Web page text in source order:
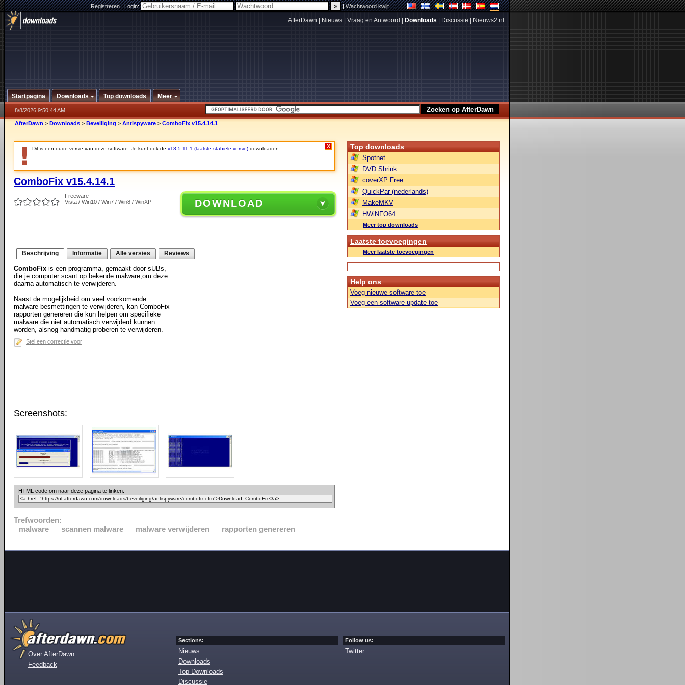
Registreren|Login: |Wachtwoord kwijt
AfterDawn Nieuws Vraag en Antwoord Downloads Discussie Nieuws2.nl
Startpagina Downloads Top downloads Meer
8/8/2026 9:50:44 AM
AfterDawn > Downloads > Beveiliging > Antispyware > ComboFix v15.4.14.1
Dit is een oude versie van deze software. Je kunt ook de v18.5.11.1 (laatste stabiele versie) downloaden. X
ComboFix v15.4.14.1
Freeware
Vista / Win10 / Win7 / Win8 / WinXP
DOWNLOAD
Beschrijving Informatie Alle versies Reviews
ComboFix is een programma, gemaakt door sUBs,
die je computer scant op bekende malware,om deze
daarna automatisch te verwijderen.
Naast de mogelijkheid om veel voorkomende
malware besmettingen te verwijderen, kan ComboFix
rapporten genereren die kun helpen om specifieke
malware die niet automatisch verwijderd kunnen
worden, alsnog handmatig proberen te verwijderen.
Stel een correctie voor
Screenshots:
HTML code om naar deze pagina te linken:
Trefwoorden:
malware
scannen malware malware verwijderen rapporten genereren
Top downloads
Spotnet
DVD Shrink
coverXP Free
QuickPar (nederlands)
MakeMKV
HWiNFO64
Meer top downloads
Laatste toevoegingen
Meer laatste toevoegingen
Help ons
Voeg nieuwe software toe
Voeg een software update toe
Over AfterDawn
Feedback
Sections:
Nieuws
Downloads
Top Downloads
Discussie
Follow us:
Twitter